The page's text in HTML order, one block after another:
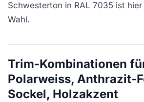
Schwesterton in RAL 7035 ist
Wahl.
Trim-Kombinationen
Polarweiss, Anthrazit-
Sockel, Holzakzent